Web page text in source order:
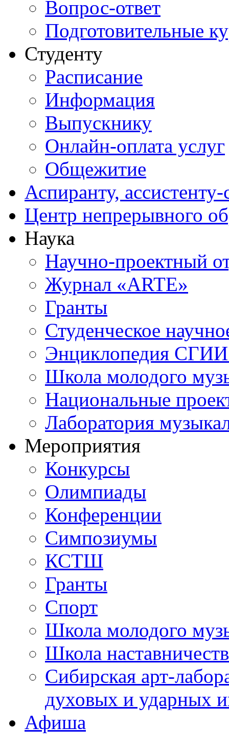
Вопрос-ответ
Подготовительные
Студенту
Расписание
Информация
Выпускнику
Онлайн-оплата услуг
Общежитие
Аспиранту,
Центр непрерывного
Наука
Научно-проектный
Журнал «ARTE»
Гранты
Студенческое
Энциклопедия СГИИ
Школа молодого
Национальные
Лаборатория
Мероприятия
Конкурсы
Олимпиады
Конференции
Симпозиумы
КСТШ
Гранты
Спорт
Школа молодого
Школа
Сибирская арт-
духовых и ударных
Афиша